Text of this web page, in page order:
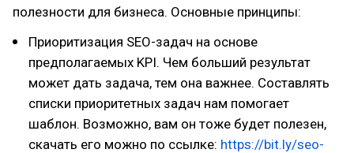
полезности для бизнеса. Основные принципы:
Приоритизация SEO-задач на основе
предполагаемых KPI. Чем больший результат
может дать задача, тем она важнее. Составлять
списки приоритетных задач нам помогает
шаблон. Возможно, вам он тоже будет полезен,
скачать его можно по ссылке: https://bit.ly/seo-